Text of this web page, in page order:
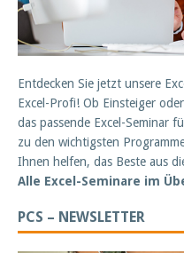
Entdecken Sie jetzt unsere
Excel-Profi! Ob Einsteiger
das passende Excel-Seminar
zu den wichtigsten
Ihnen helfen, das Beste aus
Alle Excel-Seminare im
PCS – NEWSLETTER